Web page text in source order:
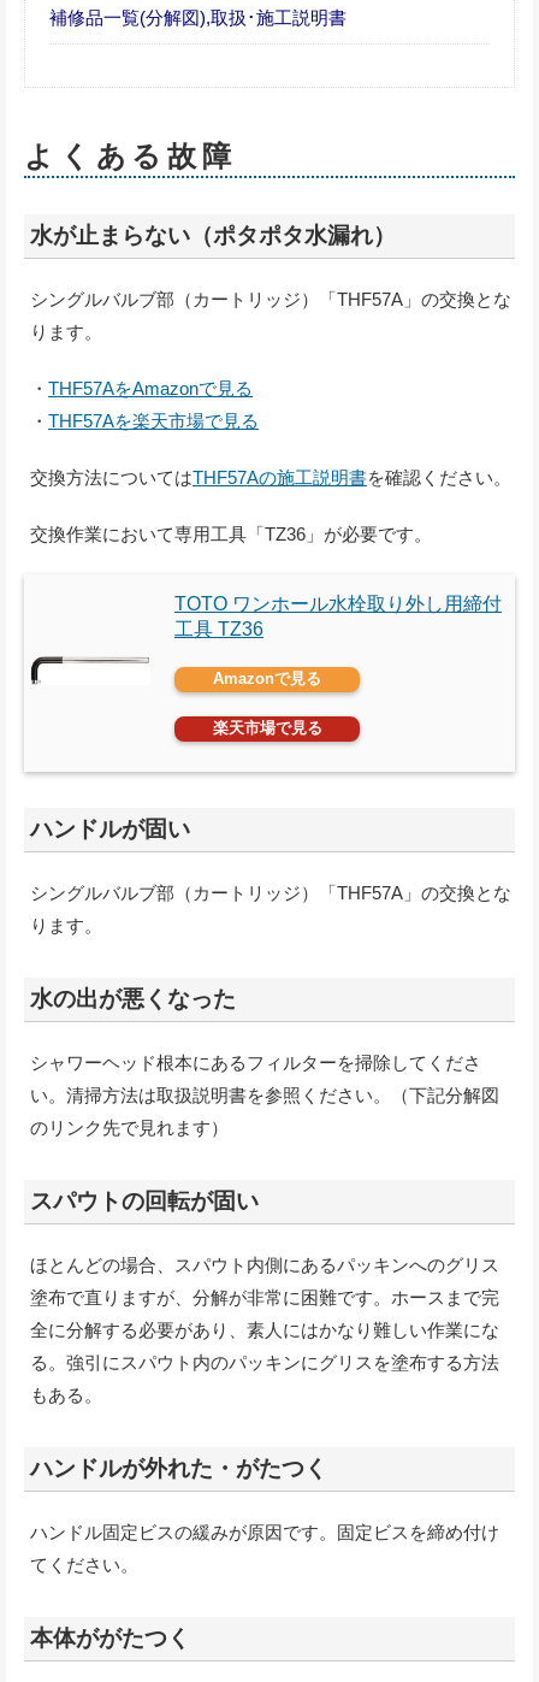
補修品一覧(分解図),取扱･施工説明書
よくある故障
水が止まらない（ポタポタ水漏れ）
シングルバルブ部（カートリッジ）「THF57A」の交換とな
ります。
・ THF57AをAmazonで見る
・ THF57Aを楽天市場で見る
交換方法についてはTHF57Aの施工説明書を確認ください。
交換作業において専用工具「TZ36」が必要です。
TOTO ワンホール水栓取り外し用締付
工具 TZ36
Amazonで見る
楽天市場で見る
ハンドルが固い
シングルバルブ部（カートリッジ）「THF57A」の交換とな
ります。
水の出が悪くなった
シャワーヘッド根本にあるフィルターを掃除してくださ
い。清掃方法は取扱説明書を参照ください。（下記分解図
のリンク先で見れます）
スパウトの回転が固い
ほとんどの場合、スパウト内側にあるパッキンへのグリス
塗布で直りますが、分解が非常に困難です。ホースまで完
全に分解する必要があり、素人にはかなり難しい作業にな
る。強引にスパウト内のパッキンにグリスを塗布する方法
もある。
ハンドルが外れた・がたつく
ハンドル固定ビスの緩みが原因です。固定ビスを締め付け
てください。
本体ががたつく